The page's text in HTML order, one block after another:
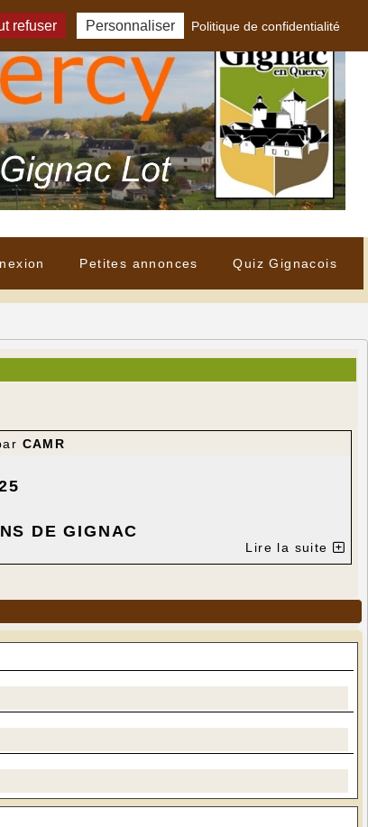
Petites annonces Quiz Gignacois
CAMR
DE GIGNAC
Lire la suite
refuser Personnaliser Politique de confidentialité